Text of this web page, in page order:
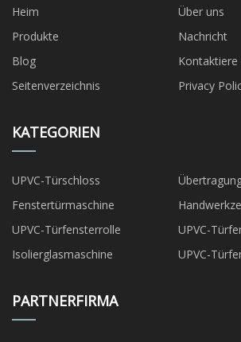
Heim
Über uns
Produkte
Nachricht
Blog
Kontaktiere
Seitenverzeichnis
Privacy
KATEGORIEN
UPVC-Türschloss
Fenstertürmaschine
Türen
UPVC-Türfensterrolle
UPVC-
Isolierglasmaschine
UPVC-
PARTNERFIRMA